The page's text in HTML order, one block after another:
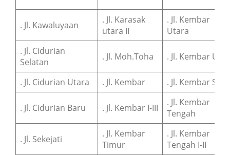
. Jl. Kawaluyaan
. Jl. Karasak
utara II
. Jl. Kembar
Utara
. Jl. Cidurian
Selatan
. Jl. Moh.Toha . Jl. Kembar Urip
. Jl. Cidurian Utara . Jl. Kembar . Jl. Kembar Sari
. Jl. Cidurian Baru . Jl. Kembar I-III
. Jl. Kembar
Tengah
. Jl. Sekejati
. Jl. Kembar
Timur
. Jl. Kembar
Tengah I-II